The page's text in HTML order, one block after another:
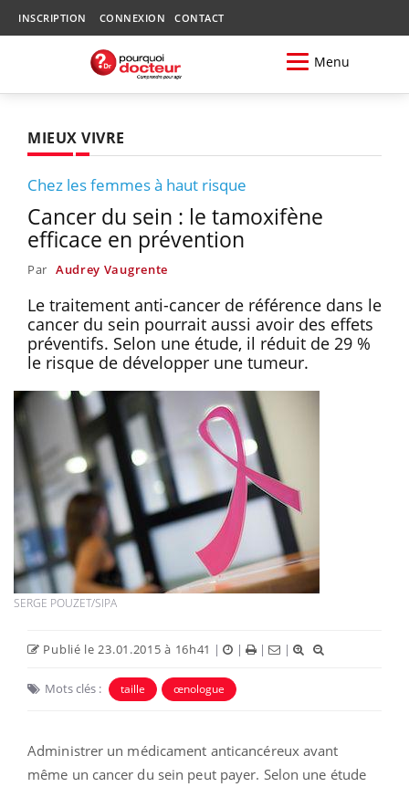
INSCRIPTION CONNEXION CONTACT
Menu
MIEUX VIVRE
Chez les femmes à haut risque
Cancer du sein : le tamoxifène
efficace en prévention
Par Audrey Vaugrente
Le traitement anti-cancer de référence dans le
cancer du sein pourrait aussi avoir des effets
préventifs. Selon une étude, il réduit de 29 %
le risque de développer une tumeur.
SERGE POUZET/SIPA
Publié le 23.01.2015 à 16h41 | | | |
Mots clés : taille œnologue
Administrer un médicament anticancéreux avant
même un cancer du sein peut payer. Selon une étude